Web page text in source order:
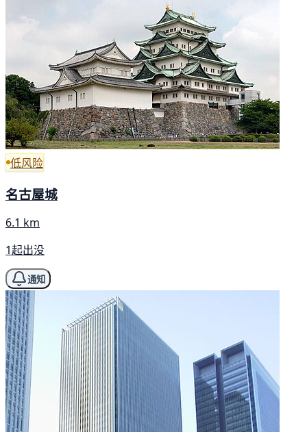
低风险
名古屋城
6.1 km
1起出没
通知